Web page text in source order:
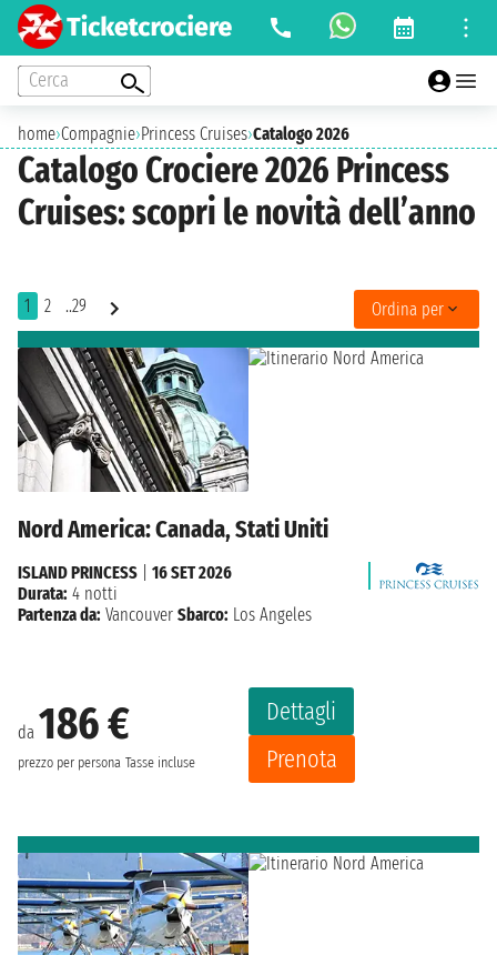
Cerca
home›Compagnie›Princess Cruises›Catalogo 2026
Catalogo Crociere 2026 Princess
Cruises: scopri le novità dell’anno
1 2 ..29 Ordina per
Nord America: Canada, Stati Uniti
da 186 €
prezzo per persona Tasse incluse
Dettagli
Prenota
ISLAND PRINCESS
16 SET 2026
Durata: 4 notti
Partenza da: Vancouver Sbarco: Los Angeles